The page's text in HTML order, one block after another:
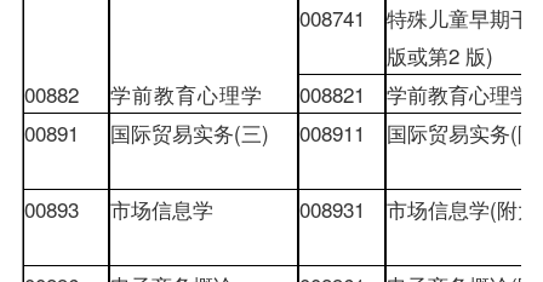
008741
特殊儿童早期干
版或第2 版)
00882
学前教育心理学 008821 学前教育心理学
00891
国际贸易实务(三) 008911 国际贸易实务(
00893 市场信息学 008931 市场信息学(附